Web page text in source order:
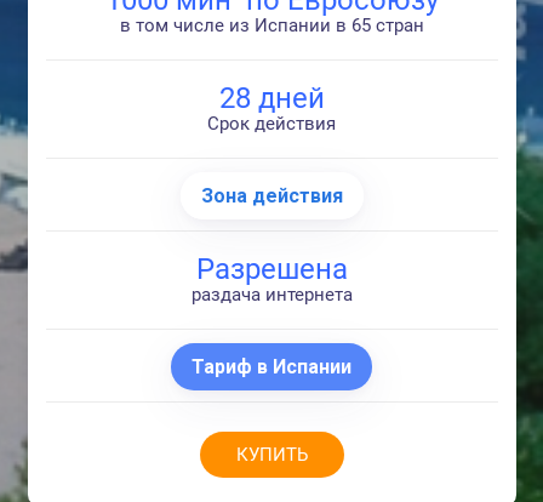
в том числе из Испании в 65 стран
28 дней
Срок действия
Зона действия
Разрешена
раздача интернета
Тариф в Испании
КУПИТЬ